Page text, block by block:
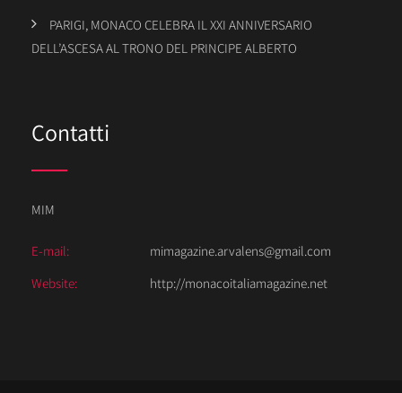
PARIGI, MONACO CELEBRA IL XXI ANNIVERSARIO
DELL’ASCESA AL TRONO DEL PRINCIPE ALBERTO
Contatti
MIM
E-mail:
mimagazine.arvalens@gmail.com
Website:
http://monacoitaliamagazine.net